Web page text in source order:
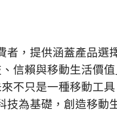
者，提供涵蓋產品選
信賴與移動生活價
不只是一種移動工
為基礎，創造移動